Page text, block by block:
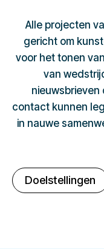
Alle projecten
gericht om
voor het tonen
van
nieuwsbrieven
contact kunnen
in nauwe
Doelstellingen